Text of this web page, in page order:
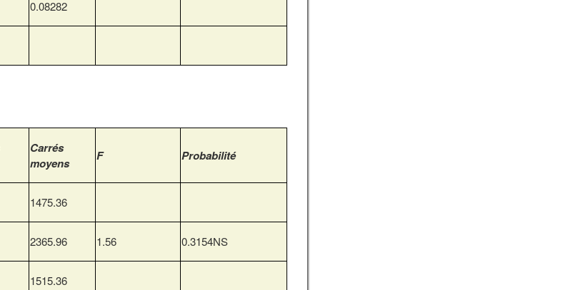
0.08282
Carrés
moyens
F Probabilité
1475.36
2365.96 1.56 0.3154NS
1515.36